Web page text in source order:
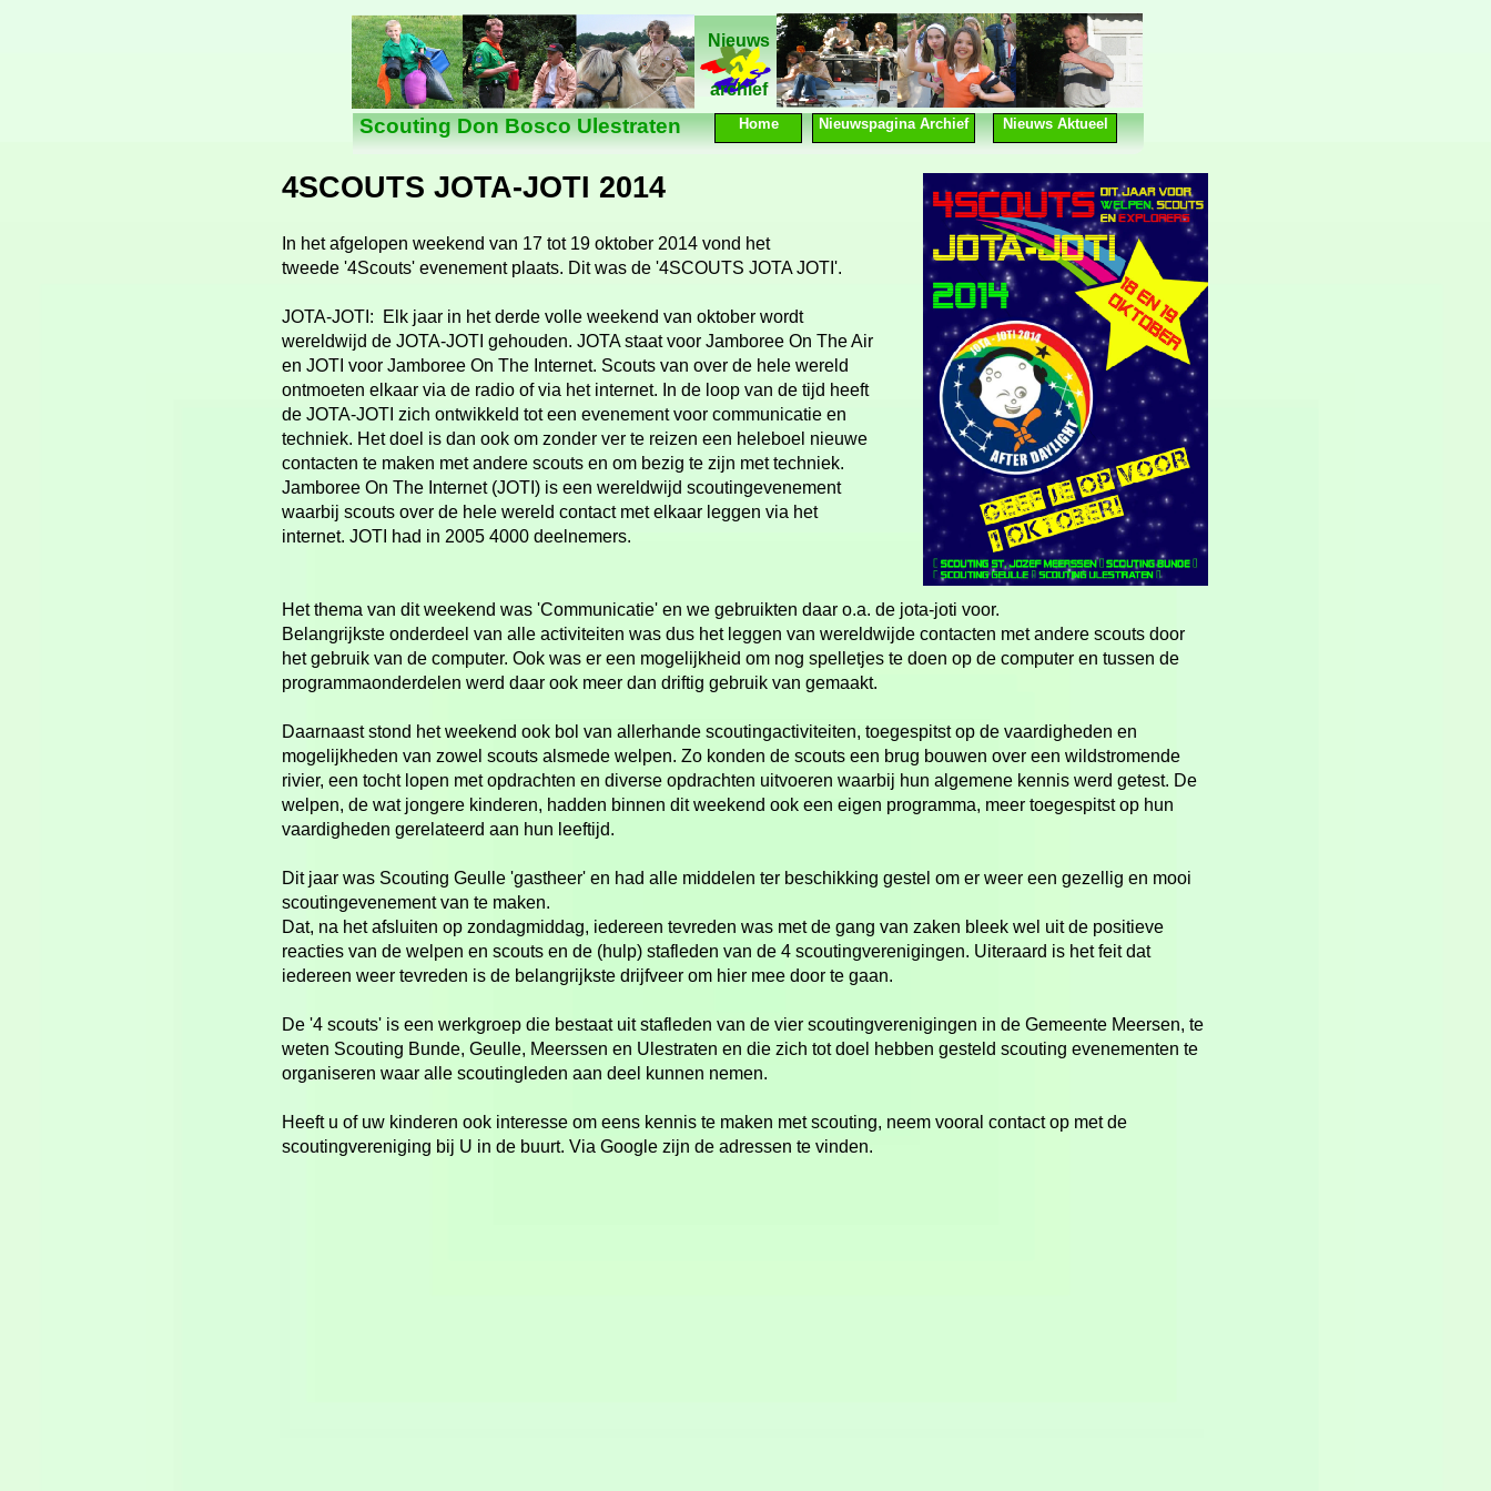
Nieuws Nieuws
archief
Scouting Don Bosco Ulestraten Nieuwspagina Archief
Home Nieuws Aktueel
4SCOUTS JOTA-JOTI 2014
In het afgelopen weekend van 17 tot 19 oktober 2014 vond het
tweede '4Scouts' evenement plaats. Dit was de '4SCOUTS JOTA JOTI'.
JOTA-JOTI: Elk jaar in het derde volle weekend van oktober wordt
wereldwijd de JOTA-JOTI gehouden. JOTA staat voor Jamboree On The Air
en JOTI voor Jamboree On The Internet. Scouts van over de hele wereld
ontmoeten elkaar via de radio of via het internet. In de loop van de tijd heeft
de JOTA-JOTI zich ontwikkeld tot een evenement voor communicatie en
techniek. Het doel is dan ook om zonder ver te reizen een heleboel nieuwe
contacten te maken met andere scouts en om bezig te zijn met techniek.
Jamboree On The Internet (JOTI) is een wereldwijd scoutingevenement
waarbij scouts over de hele wereld contact met elkaar leggen via het
internet. JOTI had in 2005 4000 deelnemers.
Het thema van dit weekend was 'Communicatie' en we gebruikten daar o.a. de jota-joti voor.
Belangrijkste onderdeel van alle activiteiten was dus het leggen van wereldwijde contacten met andere scouts door
het gebruik van de computer. Ook was er een mogelijkheid om nog spelletjes te doen op de computer en tussen de
programmaonderdelen werd daar ook meer dan driftig gebruik van gemaakt.
Daarnaast stond het weekend ook bol van allerhande scoutingactiviteiten, toegespitst op de vaardigheden en
mogelijkheden van zowel scouts alsmede welpen. Zo konden de scouts een brug bouwen over een wildstromende
rivier, een tocht lopen met opdrachten en diverse opdrachten uitvoeren waarbij hun algemene kennis werd getest. De
welpen, de wat jongere kinderen, hadden binnen dit weekend ook een eigen programma, meer toegespitst op hun
vaardigheden gerelateerd aan hun leeftijd.
Dit jaar was Scouting Geulle 'gastheer' en had alle middelen ter beschikking gestel om er weer een gezellig en mooi
scoutingevenement van te maken.
Dat, na het afsluiten op zondagmiddag, iedereen tevreden was met de gang van zaken bleek wel uit de positieve
reacties van de welpen en scouts en de (hulp) stafleden van de 4 scoutingverenigingen. Uiteraard is het feit dat
iedereen weer tevreden is de belangrijkste drijfveer om hier mee door te gaan.
De '4 scouts' is een werkgroep die bestaat uit stafleden van de vier scoutingverenigingen in de Gemeente Meersen, te
weten Scouting Bunde, Geulle, Meerssen en Ulestraten en die zich tot doel hebben gesteld scouting evenementen te
organiseren waar alle scoutingleden aan deel kunnen nemen.
Heeft u of uw kinderen ook interesse om eens kennis te maken met scouting, neem vooral contact op met de
scoutingvereniging bij U in de buurt. Via Google zijn de adressen te vinden.